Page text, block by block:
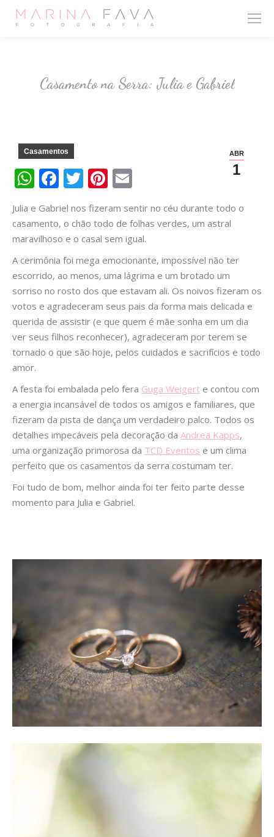
Casamento na Serra: Julia e Gabriel
ABR
1
Casamentos
WhatsApp
Facebook
TwitterPinterest
Julia e Gabriel nos fizeram sentir no céu durante todo o
casamento, o chão todo de folhas verdes, um astral
maravilhoso e o casal sem igual.
A cerimônia foi mega emocionante, impossível não ter
escorrido, ao menos, uma lágrima e um brotado um
sorriso no rosto dos que estavam ali. Os noivos fizeram os
votos e agradeceram seus pais da forma mais delicada e
querida de assistir (e que quem é mãe sonha em um dia
ver seus filhos reconhecer), agradeceram por terem se
tornado o que são hoje, pelos cuidados e sacrifícios e todo
amor.
A festa foi embalada pelo fera Guga Weigert e contou com
a energia incansável de todos os amigos e familiares, que
fizeram da pista de dança um verdadeiro palco. Todos os
detalhes impecáveis pela decoração da Andrea Kapps,
uma organização primorosa da TCD Eventos e um clima
perfeito que os casamentos da serra costumam ter.
Foi tudo de bom, melhor ainda foi ter feito parte desse
momento para Julia e Gabriel.